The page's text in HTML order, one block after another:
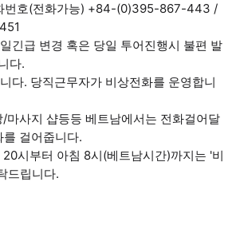
번호(전화가능) +84-(0)395-867-443 /
긴급 변경 혹은 당일 투어진행시 불편 발
다.
다. 당직근무자가 비상전화를 운영합니
사지 샵등등 베트남에서는 전화걸어달
걸어줍니다.
시부터 아침 8시(베트남시간)까지는 '비
드립니다.